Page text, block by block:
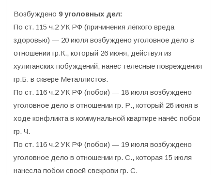
Возбуждено 9 уголовных дел:
По ст. 115 ч.2 УК РФ (причинения лёгкого вреда
здоровью) — 20 июля возбуждено уголовное дело в
отношении гр.К., который 26 июня, действуя из
хулиганских побуждений, нанёс телесные повреждения
гр.Б. в сквере Металлистов.
По ст. 116 ч.2 УК РФ (побои) — 18 июля возбуждено
уголовное дело в отношении гр. Р., который 26 июня в
ходе конфликта в коммунальной квартире нанёс побои
гр. Ч.
По ст. 116 ч.2 УК РФ (побои) — 19 июля возбуждено
уголовное дело в отношении гр. С., которая 15 июля
нанесла побои своей свекрови гр. С.